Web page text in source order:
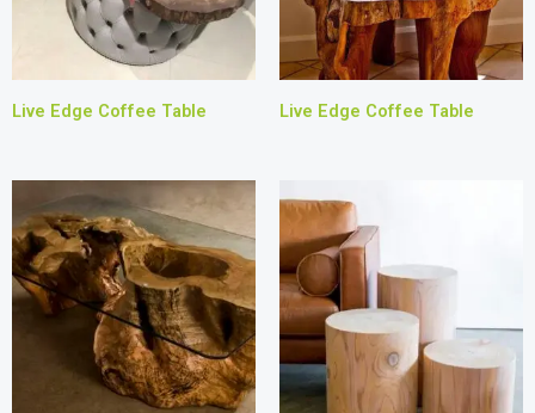
Live Edge Coffee Table Live Edge Coffee Table